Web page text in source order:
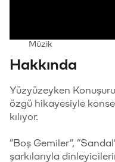
Müzik
Hakkında
Yüzyüzeyken
özgü hikayesiyle
kılıyor.
“Boş Gemiler”,
şarkılarıyla